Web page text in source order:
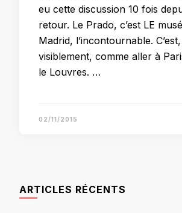
eu cette discussion 10 fois
retour. Le Prado, c’est LE
Madrid, l’incontournable. C’est,
visiblement, comme aller à
le Louvres. …
02/11/2015
ARTICLES RÉCENTS